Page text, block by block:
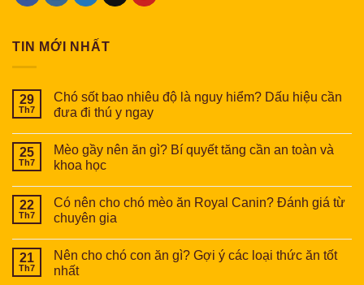
TIN MỚI NHẤT
29
Th7
Chó sốt bao nhiêu độ là nguy hiểm? Dấu hiệu cần
đưa đi thú y ngay
25
Th7
Mèo gầy nên ăn gì? Bí quyết tăng cần an toàn và
khoa học
22
Th7
Có nên cho chó mèo ăn Royal Canin? Đánh giá từ
chuyên gia
21
Th7
Nên cho chó con ăn gì? Gợi ý các loại thức ăn tốt
nhất